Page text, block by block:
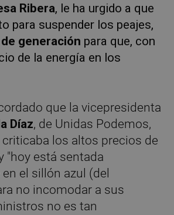
Ribera, le ha urgido a que
para suspender los peajes,
generación para que, con
de la energía en los
que la vicepresidenta
Díaz, de Unidas Podemos,
los altos precios de
"hoy está sentada
el sillón azul (del
no incomodar a sus
no es tan